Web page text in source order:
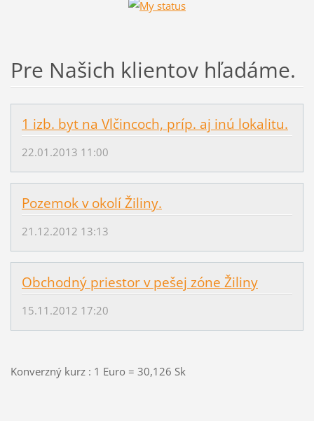
Pre Našich klientov hľadáme.
1 izb. byt na Vlčincoch, príp. aj inú lokalitu.
22.01.2013 11:00
Pozemok v okolí Žiliny.
21.12.2012 13:13
Obchodný priestor v pešej zóne Žiliny
15.11.2012 17:20
Konverzný kurz : 1 Euro = 30,126 Sk